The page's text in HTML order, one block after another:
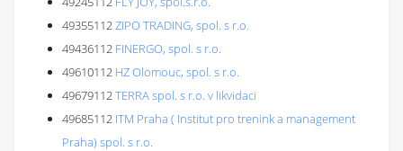
49355112ZIPO TRADING, spol. s r.o.
49436112 FINERGO, spol. s r.o.
49610112 HZ Olomouc, spol. s r.o.
49679112TERRA spol. s r.o. v likvidaci
49685112 ITM Praha ( Institut pro trenink a management
Praha) spol. s r.o.